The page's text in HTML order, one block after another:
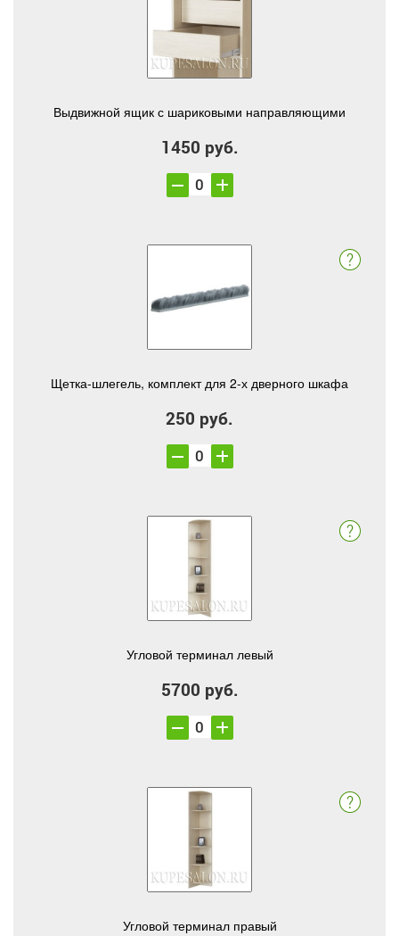
Выдвижной ящик с шариковыми направляющими
1450 руб.
Щетка-шлегель, комплект для 2-х дверного шкафа
250 руб.
Угловой терминал левый
5700 руб.
Угловой терминал правый